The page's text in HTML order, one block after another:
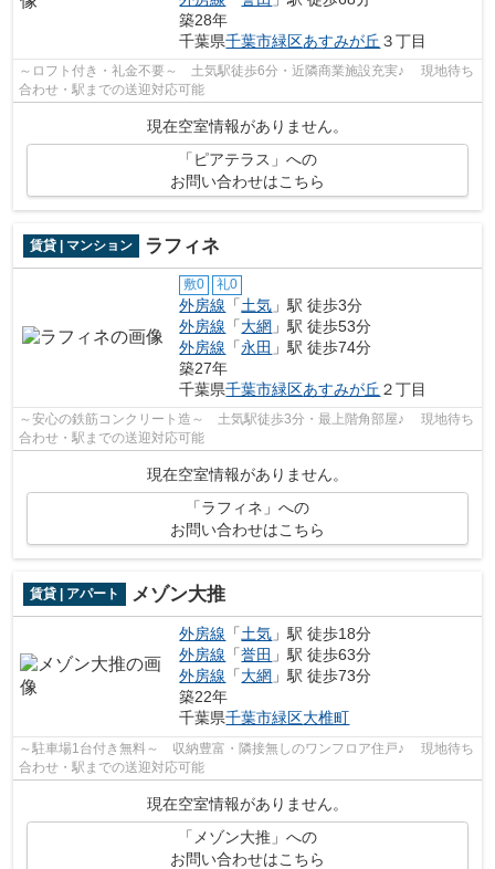
築28年
千葉県千葉市緑区あすみが丘 ３丁目
～ロフト付き・礼金不要～ 土気駅徒歩6分・近隣商業施設充実♪ 現地待ち
合わせ・駅までの送迎対応可能
現在空室情報がありません。
「ピアテラス」への
お問い合わせはこちら
賃貸 | マンション ラフィネ
敷0 礼0
外房線 「土気 」駅 徒歩3分
外房線 「大網 」駅 徒歩53分
外房線 「永田 」駅 徒歩74分
築27年
千葉県千葉市緑区あすみが丘 ２丁目
～安心の鉄筋コンクリート造～ 土気駅徒歩3分・最上階角部屋♪ 現地待ち
合わせ・駅までの送迎対応可能
現在空室情報がありません。
「ラフィネ」への
お問い合わせはこちら
賃貸 | アパート メゾン大推
外房線 「土気 」駅 徒歩18分
外房線 「誉田 」駅 徒歩63分
外房線 「大網 」駅 徒歩73分
築22年
千葉県千葉市緑区大椎町
～駐車場1台付き無料～ 収納豊富・隣接無しのワンフロア住戸♪ 現地待ち
合わせ・駅までの送迎対応可能
現在空室情報がありません。
「メゾン大推」への
お問い合わせはこちら